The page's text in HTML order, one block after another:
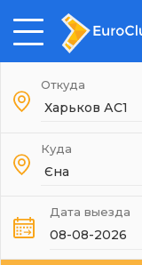
Откуда
Куда
Дата выезда